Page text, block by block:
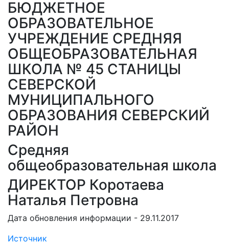
БЮДЖЕТНОЕ
ОБРАЗОВАТЕЛЬНОЕ
УЧРЕЖДЕНИЕ СРЕДНЯЯ
ОБЩЕОБРАЗОВАТЕЛЬНАЯ
ШКОЛА № 45 СТАНИЦЫ
СЕВЕРСКОЙ
МУНИЦИПАЛЬНОГО
ОБРАЗОВАНИЯ СЕВЕРСКИЙ
РАЙОН
Средняя
общеобразовательная школа
ДИРЕКТОР Коротаева
Наталья Петровна
Дата обновления информации - 29.11.2017
Источник